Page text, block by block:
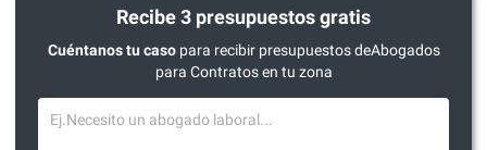
Recibe 3 presupuestos gratis
Cuéntanos tu casopara recibir presupuestos deAbogados
para Contratos en tu zona